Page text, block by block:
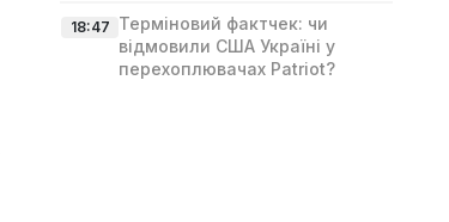
18:47 Терміновий фактчек: чи
відмовили США Україні у
перехоплювачах Patriot?